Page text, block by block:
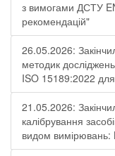
з вимогами ДСТУ
рекомендацій"
26.05.2026:
методик
ISO 15189:2022
21.05.2026:
калібрування
видом